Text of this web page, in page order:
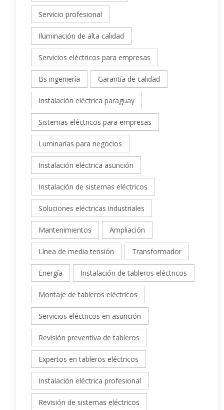
Servicio profesional
Iluminación de alta calidad
Servicios eléctricos para empresas
Bs ingeniería Garantía de calidad
Instalación eléctrica paraguay
Sistemas eléctricos para empresas
Luminarias para negocios
Instalación eléctrica asunción
Instalación de sistemas eléctricos
Soluciones eléctricas industriales
Mantenimientos Ampliación
Línea de media tensión Transformador
Energía Instalación de tableros eléctricos
Montaje de tableros eléctricos
Servicios eléctricos en asunción
Revisión preventiva de tableros
Expertos en tableros eléctricos
Instalación eléctrica profesional
Revisión de sistemas eléctricos